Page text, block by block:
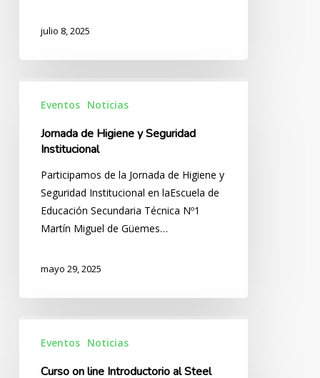
julio 8, 2025
Seguridad
Institucional
Eventos Noticias
Jornada de Higiene y Seguridad
Institucional
Participamos de la Jornada de Higiene y
Seguridad Institucional en laEscuela de
Educación Secundaria Técnica Nº1
Martín Miguel de Güemes…
mayo 29, 2025
Eventos Noticias
Curso on line Introductorio al Steel